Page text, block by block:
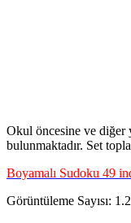
Okul öncesine ve diğer
bulunmaktadır. Set
Boyamalı Sudoku 49
Görüntüleme Sayısı: